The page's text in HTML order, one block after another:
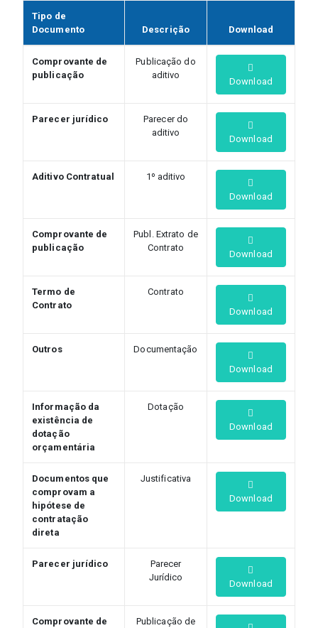
Tipo de
Documento
Descrição Download
Comprovante de
publicação
Publicação do
aditivo
Download
Parecer jurídico
Parecer do
aditivo
Download
Aditivo Contratual
1º aditivo
Download
Comprovante de
publicação
Publ. Extrato de
Contrato
Download
Termo de
Contrato
Contrato
Download
Outros
Documentação
Download
Informação da
existência de
dotação
orçamentária
Dotação
Download
Documentos que
comprovam a
hipótese de
contratação
direta
Justificativa
Download
Parecer jurídico
Parecer
Jurídico
Download
Comprovante de
Publicação de